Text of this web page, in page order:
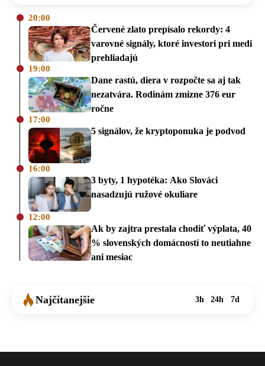
20:00
Červené zlato prepísalo rekordy: 4
varovné signály, ktoré investori pri medi
prehliadajú
19:00
Dane rastú, diera v rozpočte sa aj tak
nezatvára. Rodinám zmizne 376 eur
ročne
17:00
5 signálov, že kryptoponuka je podvod
16:00
3 byty, 1 hypotéka: Ako Slováci
nasadzujú ružové okuliare
12:00
Ak by zajtra prestala chodiť výplata, 40
% slovenských domácností to neutiahne
ani mesiac
Najčítanejšie 3h 24h 7d